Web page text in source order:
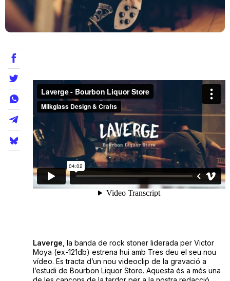
Internet
Llibres
La Llista
Llocs
Laverge , la banda de rock stoner liderada per Victor
Moya (ex-121db) estrena hui amb Tres deu el seu nou
vídeo. Es tracta d’un nou videoclip de la gravació a
l’estudi de Bourbon Liquor Store. Aquesta és a més una